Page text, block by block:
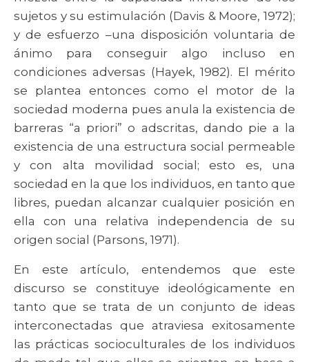
sujetos y su estimulación (Davis & Moore, 1972);
y de esfuerzo –una disposición voluntaria de
ánimo para conseguir algo incluso en
condiciones adversas (Hayek, 1982). El mérito
se plantea entonces como el motor de la
sociedad moderna pues anula la existencia de
barreras “a priori” o adscritas, dando pie a la
existencia de una estructura social permeable
y con alta movilidad social; esto es, una
sociedad en la que los individuos, en tanto que
libres, puedan alcanzar cualquier posición en
ella con una relativa independencia de su
origen social (Parsons, 1971).
En este artículo, entendemos que este
discurso se constituye ideológicamente en
tanto que se trata de un conjunto de ideas
interconectadas que atraviesa exitosamente
las prácticas socioculturales de los individuos